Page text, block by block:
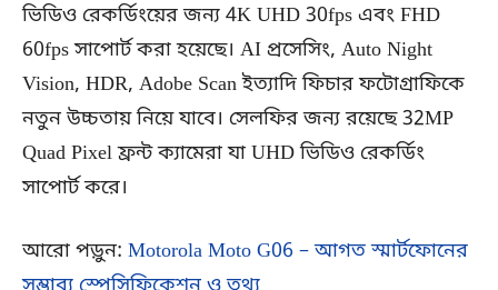
ভিডিও রেকর্ডিংয়ের জন্য 4K UHD 30fps এবং FHD
60fps সাপোর্ট করা হয়েছে। AI প্রসেসিং, Auto Night
Vision, HDR, Adobe Scan ইত্যাদি ফিচার ফটোগ্রাফিকে
নতুন উচ্চতায় নিয়ে যাবে। সেলফির জন্য রয়েছে 32MP
Quad Pixel ফ্রন্ট ক্যামেরা যা UHD ভিডিও রেকর্ডিং
সাপোর্ট করে।
আরো পড়ুন: Motorola Moto G06 – আগত স্মার্টফোনের